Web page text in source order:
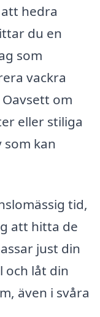
hedra
du en
som
vackra
om
eller stiliga
kan
tid,
att hitta de
just din
och låt din
även i svåra